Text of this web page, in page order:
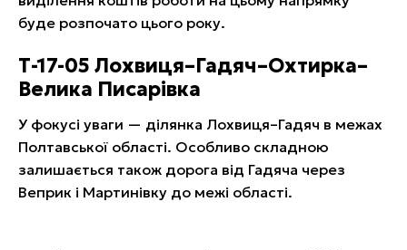
буде розпочато цього року.
Т-17-05 Лохвиця–Гадяч–Охтирка–
Велика Писарівка
У фокусі уваги — ділянка Лохвиця–Гадяч в межах
Полтавської області. Особливо складною
залишається також дорога від Гадяча через
Веприк і Мартинівку до межі області.